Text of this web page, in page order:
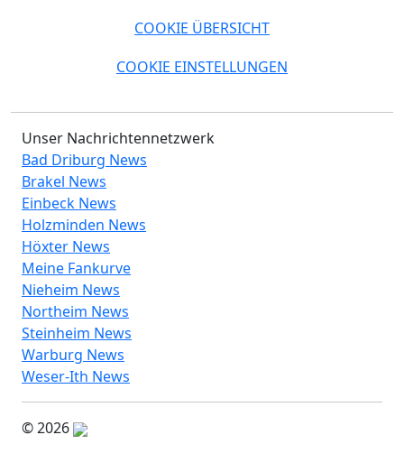
COOKIE ÜBERSICHT
COOKIE EINSTELLUNGEN
Unser Nachrichtennetzwerk
Bad Driburg News
Brakel News
Einbeck News
Holzminden News
Höxter News
Meine Fankurve
Nieheim News
Northeim News
Steinheim News
Warburg News
Weser-Ith News
© 2026